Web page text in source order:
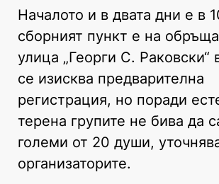
Началото и в двата дни е в
сборният пункт е на
улица „Георги С. Раковски“
се изисква предварителна
регистрация, но поради
терена групите не бива да
големи от 20 души,
организаторите.